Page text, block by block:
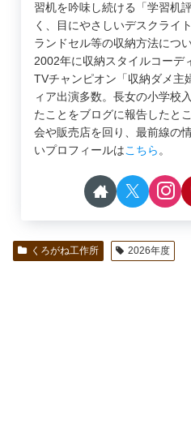
習机を吟味し続ける「学習机
く、目にやさしいデスクライ
ランドセル等の収納方法につ
2002年に収納スタイルコーデ
TVチャンピオン「収納ダメ主
ィア出演多数。長女の小学校
たことをブログに報告したと
会や販売店を回り、最前線の
いプロフィールはこちら。
くろがね工作所 2026年度